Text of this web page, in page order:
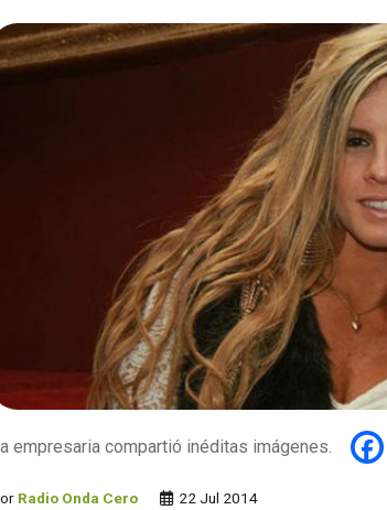
empresaria compartió inéditas imágenes.
Radio Onda Cero 22 Jul 2014